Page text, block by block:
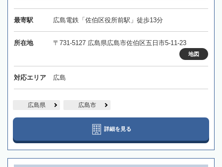
最寄駅 広島電鉄「佐伯区役所前駅」徒歩13分
所在地 〒731-5127 広島県広島市佐伯区五日市5-11-23
地図
対応エリア 広島
広島県 広島市
詳細を見る